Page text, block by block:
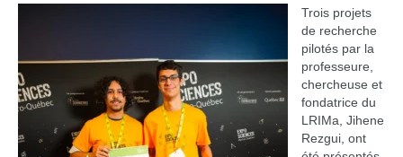
Trois projets
de recherche
pilotés par la
professeure,
chercheuse et
fondatrice du
LRIMa, Jihene
Rezgui, ont